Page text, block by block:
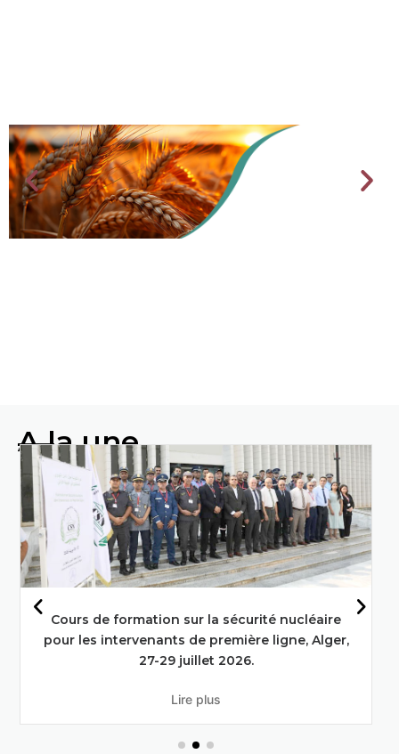
l'agriculture grâce aux techniques
nucléaires : L'engagement de l'Algérie
en faveur des objectifs de
développement durable
En savoir plus
A la une
Deuxième réunion du conseil d’administration
du commissariat à l’énergie atomique en session
ordinaire .
Lire plus